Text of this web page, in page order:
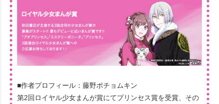
■作者プロフィール：藤野ポチョムキン
第2回ロイヤル少女まんが賞にてプリンセス賞を受賞、その